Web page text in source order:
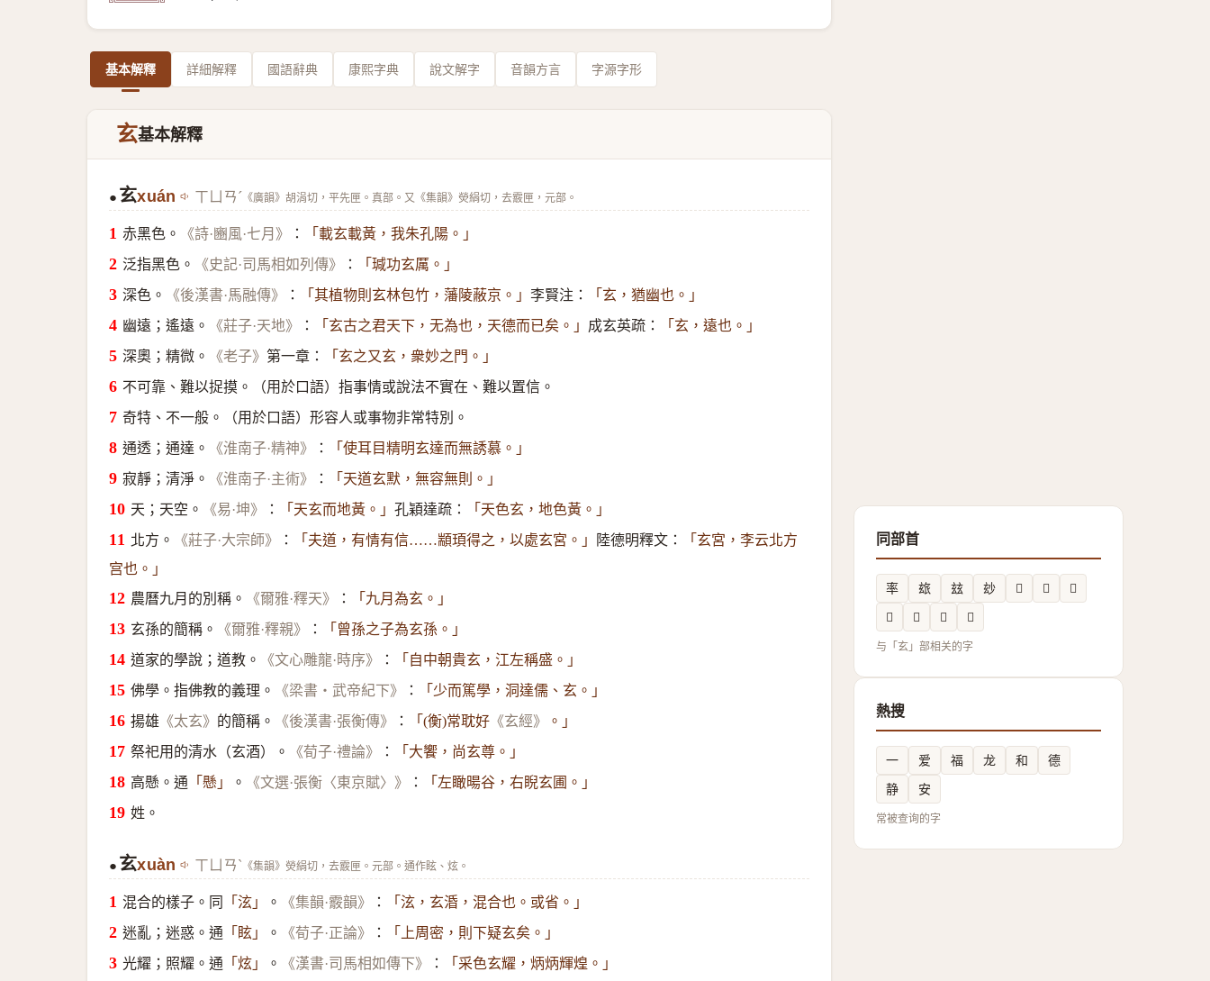
基本解釋 詳細解釋 國語辭典 康熙字典 說文解字 音韻方言 字源字形
玄基本解釋
● 玄xuán ㄒㄩㄢˊ 《廣韻》胡涓切，平先匣。真部。又《集韻》熒絹切，去霰匣，元部。
赤黑色。 《詩·豳風·七月》 ： 「載玄載黃，我朱孔陽。」
泛指黑色。 《史記·司馬相如列傳》 ： 「瑊功玄厲。」
深色。 《後漢書·馬融傳》 ： 「其植物則玄林包竹，藩陵蔽京。」李賢注： 「玄，猶幽也。」
幽遠；遙遠。 《莊子·天地》 ： 「玄古之君天下，无為也，天德而已矣。」 成玄英疏： 「玄，遠也。」
深奧；精微。 《老子》 第一章： 「玄之又玄，衆妙之門。」
不可靠、難以捉摸。（用於口語）指事情或說法不實在、難以置信。
奇特、不一般。（用於口語）形容人或事物非常特別。
通透；通達。
《淮南子·精神》 ： 「使耳目精明玄達而無誘慕。」
寂靜；清淨。 《淮南子·主術》 ： 「天道玄默，無容無則。」
天；天空。 《易·坤》 ： 「天玄而地黃。」孔穎達疏： 「天色玄，地色黃。」
北方。 《莊子·大宗師》 ： 「夫道，有情有信……顓頊得之，以處玄宮。」 陸德明釋文：
「玄宮，李云北方
宫也。」
農曆九月的別稱。 《爾雅·釋天》 ： 「九月為玄。」
玄孫的簡稱。 《爾雅·釋親》 ： 「曾孫之子為玄孫。」
道家的學說；道教。 《文心雕龍·時序》 ： 「自中朝貴玄，江左稱盛。」
佛學。指佛教的義理。 《梁書‧武帝紀下》 ： 「少而篤學，洞達儒、玄。」
揚雄 《太玄》 的簡稱。 《後漢書·張衡傳》 ： 「(衡)常耽好 《玄經》 。」
祭祀用的清水（玄酒）。 《荀子·禮論》 ： 「大饗，尚玄尊。」
高懸。通 「懸」 。 《文選·張衡〈東京賦〉》 ： 「左瞰暘谷，右睨玄圃。」
姓。
● 玄xuàn ㄒㄩㄢˋ 《集韻》熒絹切，去霰匣。元部。通作眩、炫。
混合的樣子。同 「泫」 。 《集韻·霰韻》 ： 「泫，玄涽，混合也。或省。」
迷亂；迷惑。通 「眩」 。 《荀子·正論》 ： 「上周密，則下疑玄矣。」
光耀；照耀。通 「炫」 。 《漢書·司馬相如傳下》 ： 「采色玄耀，炳炳輝煌。」
同部首
率 玈 玆 玅 𱮲 𤣥
𤣧
𲯚
𤣨 𤣦 𬍏
与「玄」部相关的字
熱搜
一 爱 福 龙 和
德
静
安
常被查询的字